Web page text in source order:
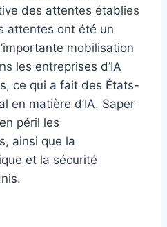
des attentes établies
attentes ont été un
mobilisation
les entreprises d’IA
ce qui a fait des États-
en matière d’IA. Saper
péril les
ainsi que la
et la sécurité